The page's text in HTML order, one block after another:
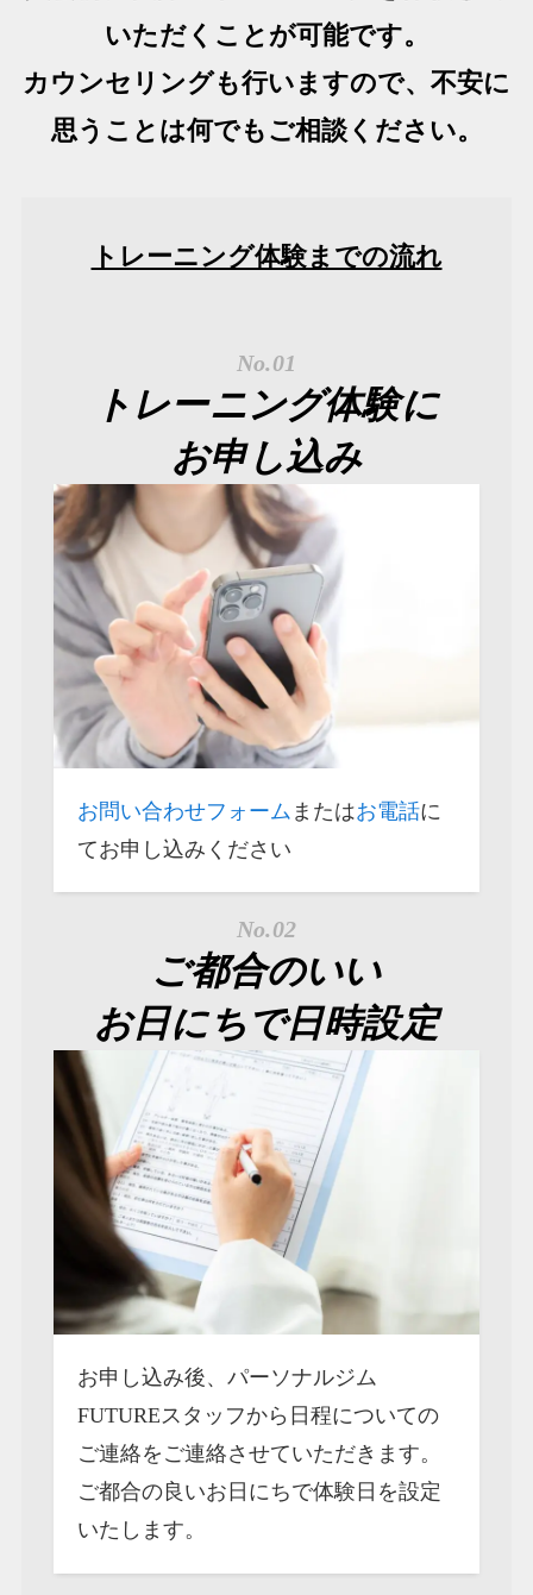
いただくことが可能です。
カウンセリングも行いますので、不安に
思うことは何でもご相談ください。
トレーニング体験までの流れ
No.01
トレーニング体験に
お申し込み
お問い合わせフォーム またはお電話に
てお申し込みください
No.02
ご都合のいい
お日にちで日時設定
お申し込み後、パーソナルジム
FUTUREスタッフから日程についての
ご連絡をご連絡させていただきます。
ご都合の良いお日にちで体験日を設定
いたします。